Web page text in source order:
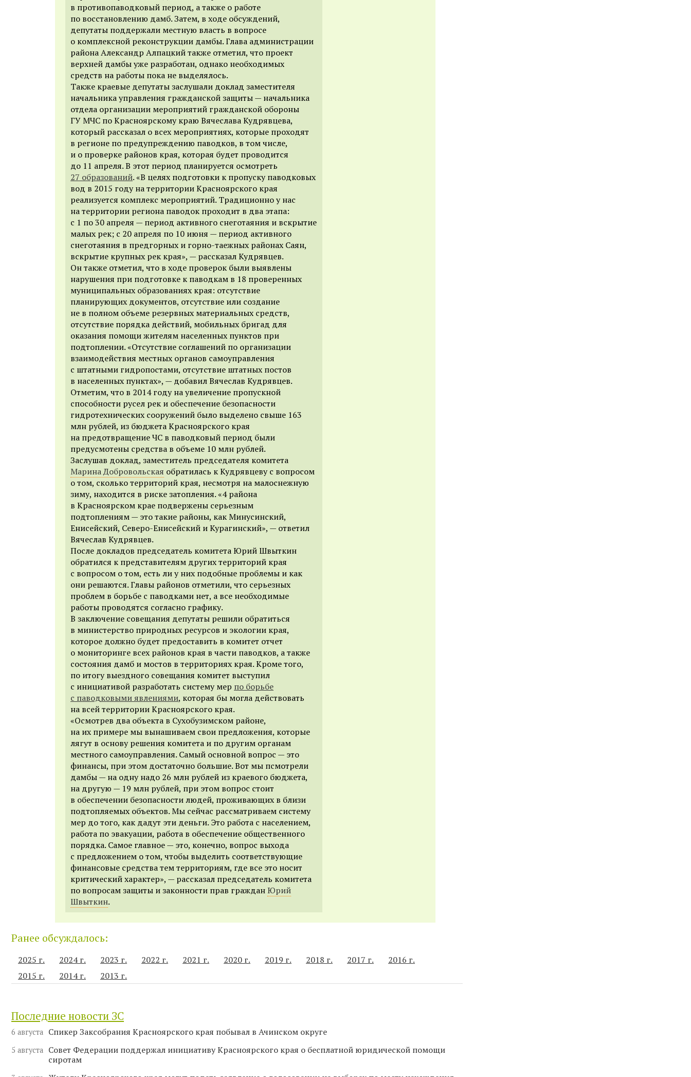
в противопаводковый период, а также о работе
по восстановлению дамб. Затем, в ходе обсуждений,
депутаты поддержали местную власть в вопросе
о комплексной реконструкции дамбы. Глава администрации
района Александр Алпацкий также отметил, что проект
верхней дамбы уже разработан, однако необходимых
средств на работы пока не выделялось.
Также краевые депутаты заслушали доклад заместителя
начальника управления гражданской защиты — начальника
отдела организации мероприятий гражданской обороны
ГУ МЧС по Красноярскому краю Вячеслава Кудрявцева,
который рассказал о всех мероприятиях, которые проходят
в регионе по предупреждению паводков, в том числе,
и о проверке районов края, которая будет проводится
до 11 апреля. В этот период планируется осмотреть
27 образований. «В целях подготовки к пропуску паводковых
вод в 2015 году на территории Красноярского края
реализуется комплекс мероприятий. Традиционно у нас
на территории региона паводок проходит в два этапа:
с 1 по 30 апреля — период активного снеготаяния и вскрытие
малых рек; с 20 апреля по 10 июня — период активного
снеготаяния в предгорных и горно-таежных районах Саян,
вскрытие крупных рек края», — рассказал Кудрявцев.
Он также отметил, что в ходе проверок были выявлены
нарушения при подготовке к паводкам в 18 проверенных
муниципальных образованиях края: отсутствие
планирующих документов, отсутствие или создание
не в полном объеме резервных материальных средств,
отсутствие порядка действий, мобильных бригад для
оказания помощи жителям населенных пунктов при
подтоплении. «Отсутствие соглашений по организации
взаимодействия местных органов самоуправления
с штатными гидропостами, отсутствие штатных постов
в населенных пунктах», — добавил Вячеслав Кудрявцев.
Отметим, что в 2014 году на увеличение пропускной
способности русел рек и обеспечение безопасности
гидротехнических сооружений было выделено свыше 163
млн рублей, из бюджета Красноярского края
на предотвращение ЧС в паводковый период были
предусмотены средства в объеме 10 млн рублей.
Заслушав доклад, заместитель председателя комитета
Марина Добровольская обратилась к Кудрявцеву с вопросом
о том, сколько территорий края, несмотря на малоснежную
зиму, находится в риске затопления. «4 района
в Красноярском крае подвержены серьезным
подтоплениям — это такие районы, как Минусинский,
Енисейский, Северо-Енисейский и Курагинский», — ответил
Вячеслав Кудрявцев.
После докладов председатель комитета Юрий Швыткин
обратился к представителям других территорий края
с вопросом о том, есть ли у них подобные проблемы и как
они решаются. Главы районов отметили, что серьезных
проблем в борьбе с паводками нет, а все необходимые
работы проводятся согласно графику.
В заключение совещания депутаты решили обратиться
в министерство природных ресурсов и экологии края,
которое должно будет предоставить в комитет отчет
о мониторинге всех районов края в части паводков, а также
состояния дамб и мостов в территориях края. Кроме того,
по итогу выездного совещания комитет выступил
с инициативой разработать систему мер по борьбе
с паводковыми явлениями, которая бы могла действовать
на всей территории Красноярского края.
«Осмотрев два объекта в Сухобузимском районе,
на их примере мы вынашиваем свои предложения, которые
лягут в основу решения комитета и по другим органам
местного самоуправления. Самый основной вопрос — это
финансы, при этом достаточно большие. Вот мы псмотрели
дамбы — на одну надо 26 млн рублей из краевого бюджета,
на другую — 19 млн рублей, при этом вопрос стоит
в обеспечении безопасности людей, проживающих в близи
подтопляемых объектов. Мы сейчас рассматриваем систему
мер до того, как дадут эти деньги. Это работа с населением,
работа по эвакуации, работа в обеспечение общественного
порядка. Самое главное — это, конечно, вопрос выхода
с предложением о том, чтобы выделить соответствующие
финансовые средства тем территориям, где все это носит
критический характер», — рассказал председатель комитета
по вопросам защиты и законности прав гражданЮрий
Швыткин.
Ранее обсуждалось:
2025 г. 2024 г. 2023 г. 2022 г. 2021 г. 2020 г. 2019 г. 2018 г. 2017 г.
2016 г.
2015 г.
2014 г. 2013 г.
Последние новости ЗС
6 августа Спикер Заксобрания Красноярского края побывал в Ачинском округе
5 августа Совет Федерации поддержал инициативу Красноярского края о бесплатной юридической помощи
сиротам